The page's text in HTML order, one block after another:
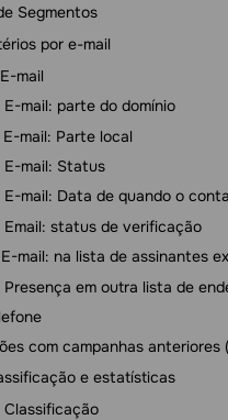
Segmentos
por e-mail
E-mail
E-mail: parte do domínio
E-mail: Parte local
E-mail: Status
E-mail: Data de quando o
Email: status de verificação
E-mail: na lista de assinantes
Presença em outra lista de
com campanhas
e estatísticas
Classificação